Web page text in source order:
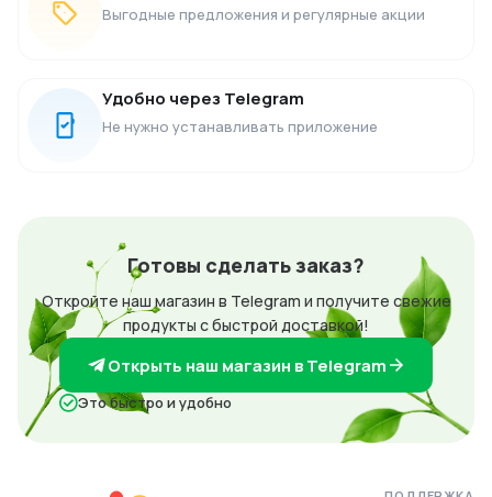
Выгодные предложения и регулярные акции
Удобно через Telegram
Не нужно устанавливать приложение
Готовы сделать заказ?
Откройте наш магазин в Telegram и получите свежие
продукты с быстрой доставкой!
Открыть наш магазин в Telegram
Это быстро и удобно